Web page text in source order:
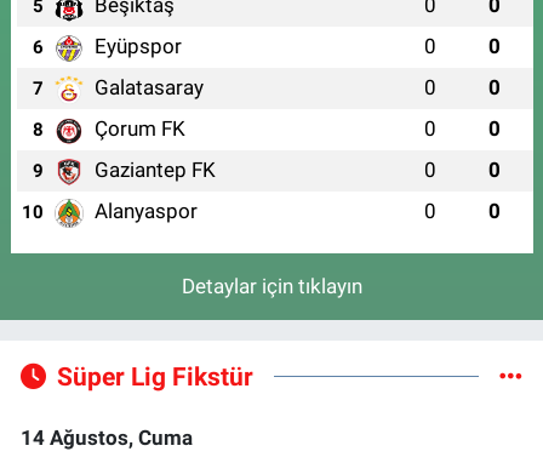
5 Beşiktaş 0 0
6 Eyüpspor 0 0
7 Galatasaray 0 0
8 Çorum FK 0 0
9 Gaziantep FK 0 0
10 Alanyaspor 0 0
Detaylar için tıklayın
Süper Lig Fikstür
14 Ağustos, Cuma